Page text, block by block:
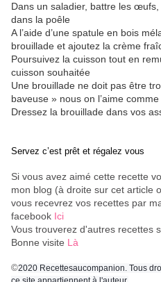
Dans un saladier, battre les
dans la poêle
A l’aide d’une spatule en bois
brouillade et ajoutez la crème
Poursuivez la cuisson tout en
cuisson souhaitée
Une brouillade ne doit pas être
baveuse » nous on l’aime comme
Dressez la brouillade dans vos
Servez c’est prêt et régalez vous
Si vous avez aimé cette recette
mon blog (à droite sur cet article
vous recevrez vos recettes par
facebook Ici
Vous trouverez d'autres recettes
Bonne visite Là
©2020 Recettesaucompanion. Tous